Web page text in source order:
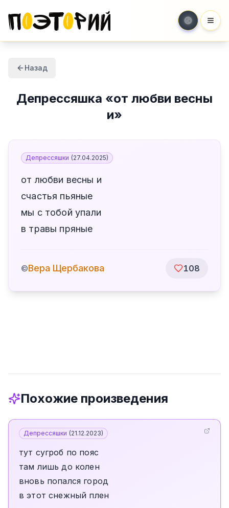
Назад
Депрессяшка «от любви весны
и»
Депрессяшки (27.04.2025)
от любви весны и
счастья пьяные
мы с тобой упали
в травы пряные
©Вера Щербакова 108
Похожие произведения
Депрессяшки (21.12.2023)
тут сугроб по пояс
там лишь до колен
вновь попался город
в этот снежный плен